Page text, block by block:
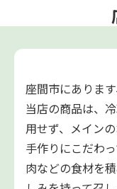
座間市にありま
当店の商品は、
用せず、メイン
手作りにこだわ
肉などの食材を